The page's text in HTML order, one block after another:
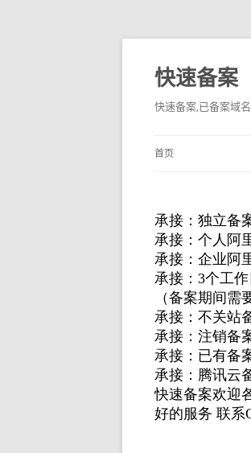
快速备案
快速备案,已备案域
首页